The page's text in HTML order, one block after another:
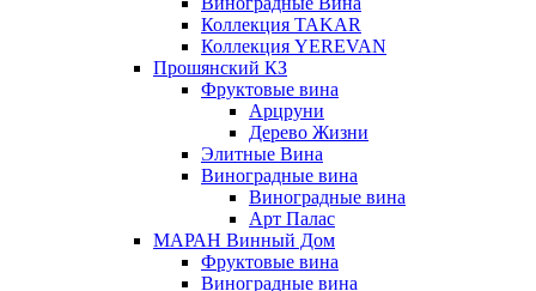
Коллекция TAKAR
Коллекция YEREVAN
Прошянский КЗ
Фруктовые вина
Арцруни
Дерево Жизни
Элитные Вина
Виноградные вина
Виноградные вина
Арт Палас
МАРАН Винный Дом
Фруктовые вина
Виноградные вина